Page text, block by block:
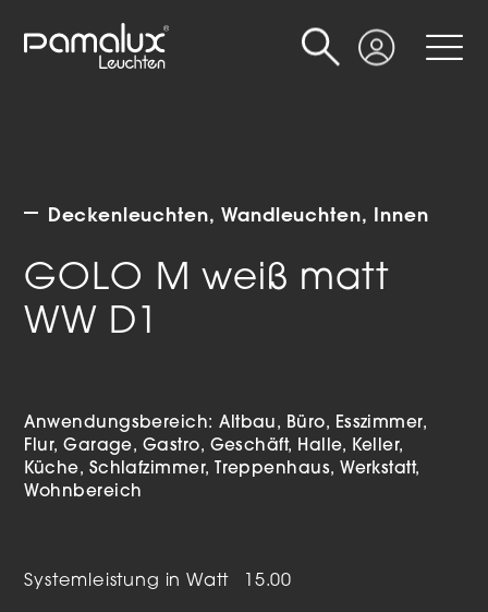
Login
Suche
Deckenleuchten Wandleuchten Innen
GOLO M weiß matt
WW D1
Anwendungsbereich:Altbau Büro
Esszimmer
Flur Garage Gastro Geschäft Halle
Keller
Küche
Schlafzimmer Treppenhaus
Werkstatt
Wohnbereich
Systemleistung in Watt 15.00